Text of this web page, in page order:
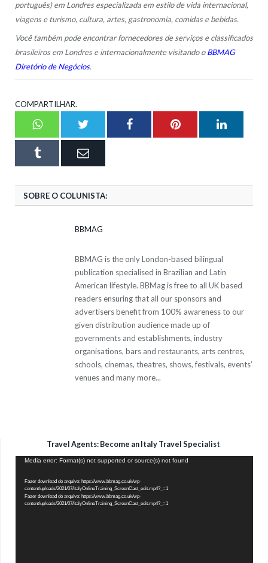
português) em Londres especializada em estilo de vida internacional,
viagens e turismo, cultura, artes, gastronomia, comidas e bebidas.
Você também pode encontrar fornecedores de serviços e classificados
brasileiros em Londres e internacionalmente visitando oBBMAG
Diretório de Negócios.
COMPARTILHAR.
WhatsappTwitter FacebookPinterest
Tumblr Email
SOBRE O COLUNISTA:
BBMAG
BBMAG is the only London-based bilingual
publication specialised in Brazilian and Latin
American lifestyle. BBMag is free to all UK based
readers ensuring that all our sponsors and
advertisers benefit from 100% awareness to our
given distribution audience made up of
governments and establishments, industry
organisations, bars and restaurants, arts centres,
schools, cinemas, theatres, shows, festivals, events’
venues and many more...
Travel Agents: Become an Italy Travel Specialist
Tocador
vídeo
Media error: Format(s) not supported or source(s) not found
Fazer download do arquivo: https://www.bbmag.co.uk/wp-
content/uploads/2021/07/italyOnlineTraining_ScreenCast_edit.mp4?_=1
Fazer download do arquivo: https://www.bbmag.co.uk/wp-
content/uploads/2021/07/italyOnlineTraining_ScreenCast_edit.mp4?_=1